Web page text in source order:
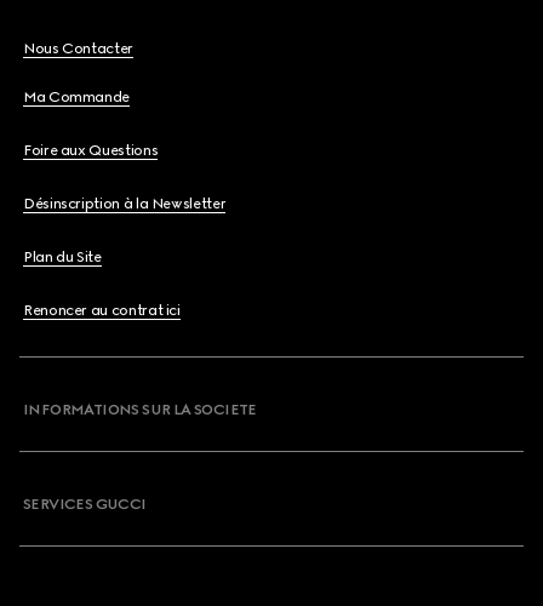
Nous Contacter
Ma Commande
Foire aux Questions
Désinscription à la Newsletter
Plan du Site
Renoncer au contrat ici
INFORMATIONS SUR LA SOCIETE
SERVICES GUCCI